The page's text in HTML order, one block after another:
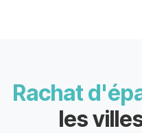
Rachat
les